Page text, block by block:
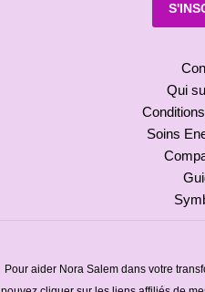
Qui
Soins
Pour aider Nora Salem dans votre